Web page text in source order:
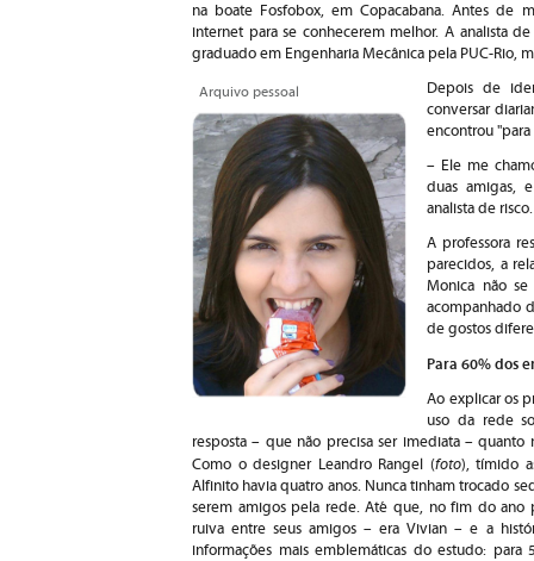
na boate Fosfobox, em Copacabana. Antes de
internet para se conhecerem melhor. A analista
graduado em Engenharia Mecânica pela PUC-Rio,
Arquivo pessoal
Depois de
conversar
encontrou "para
– Ele me
duas amigas,
analista de risco.
A professora
parecidos, a
Monica não se
acompanhado
de gostos
Para 60% dos
Ao explicar os
uso da rede
resposta – que não precisa ser imediata – quanto
Como o designer Leandro Rangel (foto), tímido
Alfinito havia quatro anos. Nunca tinham trocado
serem amigos pela rede. Até que, no fim do ano
ruiva entre seus amigos – era Vivian – e a
informações mais emblemáticas do estudo: